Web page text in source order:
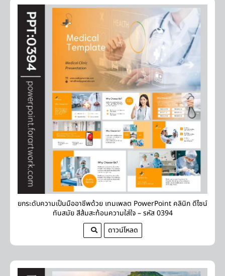
ยกระดับความเป็นมืออาชีพด้วย เทมเพลต PowerPoint คลินิก ดีไซน์
ทันสมัย สีส้มสะท้อนความใส่ใจ – รหัส 0394
ดาวน์โหลด